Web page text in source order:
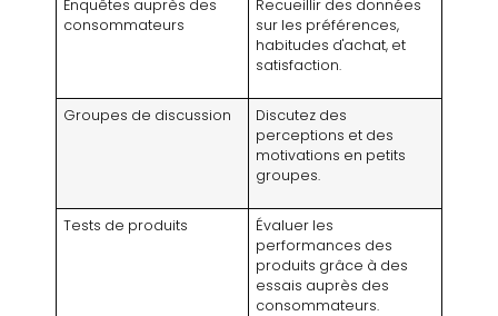
Enquêtes auprès des
consommateurs
Recueillir des données
sur les préférences,
habitudes d'achat, et
satisfaction.
Groupes de discussion
Discutez des
perceptions et des
motivations en petits
groupes.
Tests de produits
Évaluer les
performances des
produits grâce à des
essais auprès des
consommateurs.